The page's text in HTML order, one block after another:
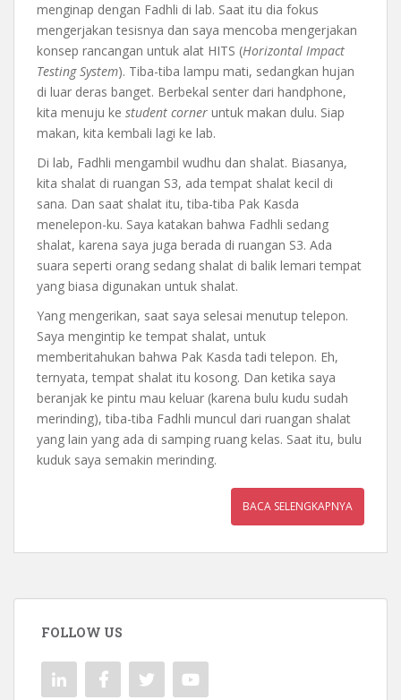
menginap dengan Fadhli di lab. Saat itu dia fokus
mengerjakan tesisnya dan saya mencoba mengerjakan
konsep rancangan untuk alat HITS (Horizontal Impact
Testing System). Tiba-tiba lampu mati, sedangkan hujan
di luar deras banget. Berbekal senter dari handphone,
kita menuju ke student corner untuk makan dulu. Siap
makan, kita kembali lagi ke lab.
Di lab, Fadhli mengambil wudhu dan shalat. Biasanya,
kita shalat di ruangan S3, ada tempat shalat kecil di
sana. Dan saat shalat itu, tiba-tiba Pak Kasda
menelepon-ku. Saya katakan bahwa Fadhli sedang
shalat, karena saya juga berada di ruangan S3. Ada
suara seperti orang sedang shalat di balik lemari tempat
yang biasa digunakan untuk shalat.
Yang mengerikan, saat saya selesai menutup telepon.
Saya mengintip ke tempat shalat, untuk
memberitahukan bahwa Pak Kasda tadi telepon. Eh,
ternyata, tempat shalat itu kosong. Dan ketika saya
beranjak ke pintu mau keluar (karena bulu kudu sudah
merinding), tiba-tiba Fadhli muncul dari ruangan shalat
yang lain yang ada di samping ruang kelas. Saat itu, bulu
kuduk saya semakin merinding.
BACA SELENGKAPNYA
FOLLOW US